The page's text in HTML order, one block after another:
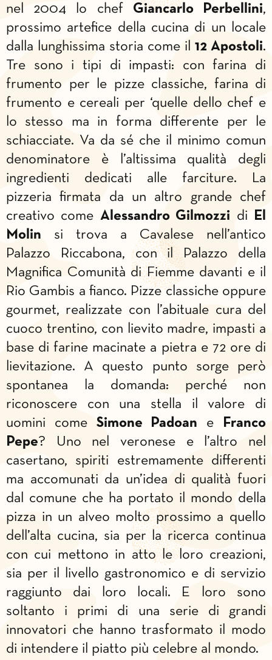
nel 2004 lo chef Giancarlo Perbellini,
prossimo artefice della cucina di un locale
dalla lunghissima storia come il 12 Apostoli.
Tre sono i tipi di impasti: con farina di
frumento per le pizze classiche, farina di
frumento e cereali per ‘quelle dello chef e
lo stesso ma in forma differente per le
schiacciate. Va da sé che il minimo comun
denominatore è l’altissima qualità degli
ingredienti dedicati alle farciture. La
pizzeria firmata da un altro grande chef
creativo come Alessandro Gilmozzi di
El
Molin si trova a Cavalese nell’antico
Palazzo Riccabona, con il Palazzo della
Magnifica Comunità di Fiemme davanti e il
Rio Gambis a fianco. Pizze classiche oppure
gourmet, realizzate con l’abituale cura del
cuoco trentino, con lievito madre, impasti a
base di farine macinate a pietra e 72 ore di
lievitazione. A questo punto sorge però
spontanea la domanda: perché non
riconoscere con una stella il valore di
uomini come Simone Padoan e
Franco
Pepe? Uno nel veronese e l’altro nel
casertano, spiriti estremamente differenti
ma accomunati da un’idea di qualità fuori
dal comune che ha portato il mondo della
pizza in un alveo molto prossimo a quello
dell’alta cucina, sia per la ricerca continua
con cui mettono in atto le loro creazioni,
sia per il livello gastronomico e di servizio
raggiunto dai loro locali. E loro sono
soltanto i primi di una serie di grandi
innovatori che hanno trasformato il modo
di intendere il piatto più celebre al mondo.